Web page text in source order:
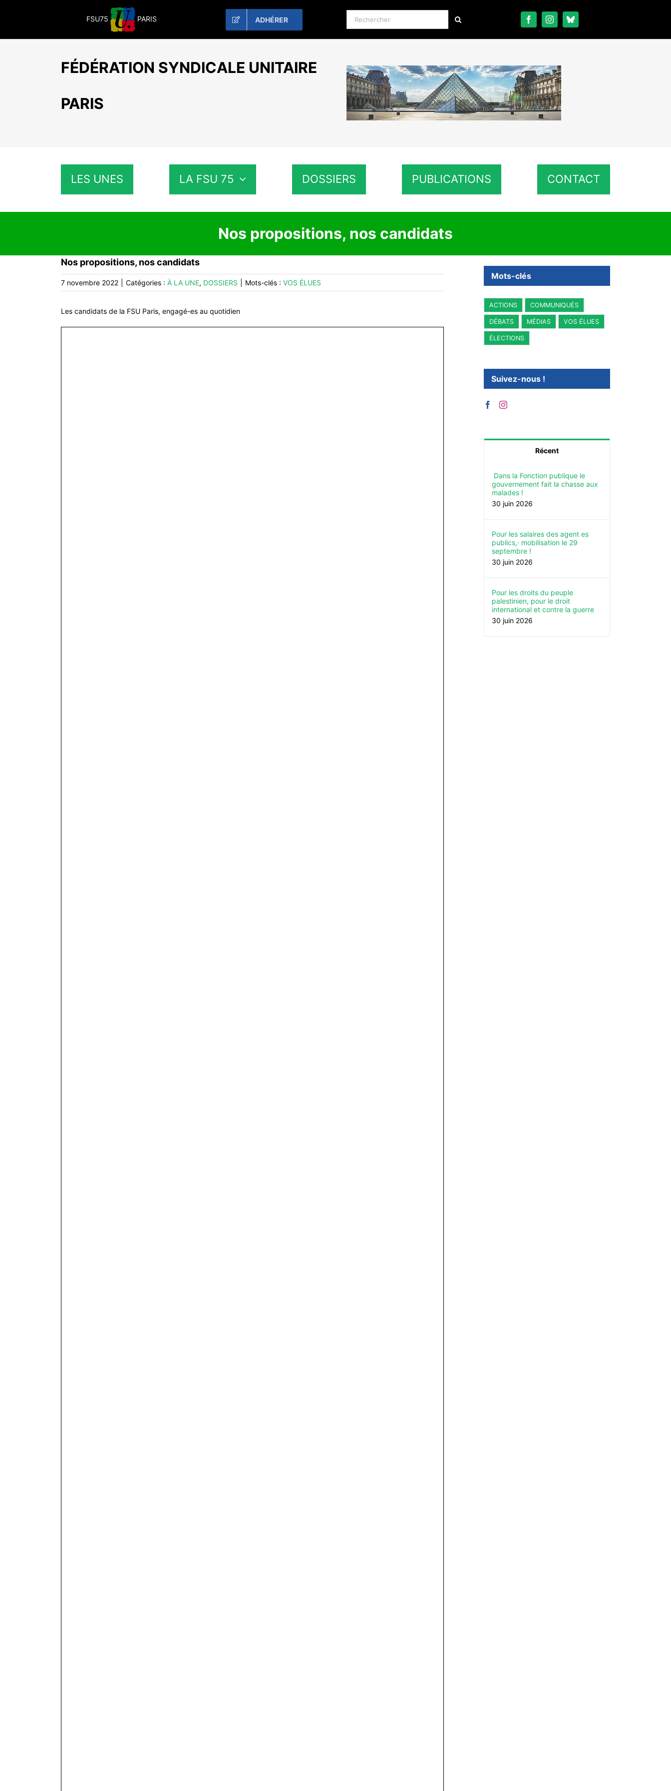
FSU75 PARIS ADHÉRER Rechercher:
FÉDÉRATION SYNDICALE UNITAIRE
PARIS
LES UNES LA FSU 75 DOSSIERS PUBLICATIONS CONTACT
Nos propositions, nos candidats
Nos propositions, nos candidats
7 novembre 2022 Catégories : À LA UNE, DOSSIERS Mots-clés : VOS ÉLUES
Les candidats de la FSU Paris, engagé-es au quotidien
Mots-clés
ACTIONS COMMUNIQUÉS
DÉBATS MÉDIAS VOS ÉLUES
ÉLECTIONS
Suivez-nous !
Récent
Dans la Fonction publique le
gouvernement fait la chasse aux
malades !
30 juin 2026
Pour les salaires des agent es
publics,⋅ mobilisation le 29
septembre !
30 juin 2026
Pour les droits du peuple
palestinien, pour le droit
international et contre la guerre
30 juin 2026